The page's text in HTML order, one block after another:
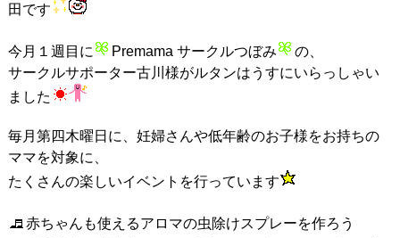
田です
今月１週目に Premama サークルつぼみ
の、
サークルサポーター古川様がルタンはうすにいらっしゃい
ました
毎月第四木曜日に、妊婦さんや低年齢のお子様をお持ちの
ママを対象に、
たくさんの楽しいイベントを行っています
赤ちゃんも使えるアロマの虫除けスプレーを作ろう